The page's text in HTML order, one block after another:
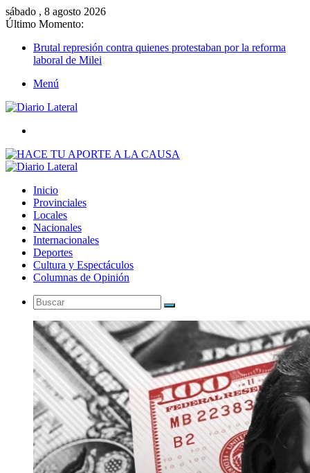
sábado , 8 agosto 2026
Último Momento:
Brutal represión contra quienes protestaban por la reforma
laboral de Milei
Menú
Inicio
Provinciales
Locales
Nacionales
Internacionales
Deportes
Cultura y Espectáculos
Columnas de Opinión
Buscar